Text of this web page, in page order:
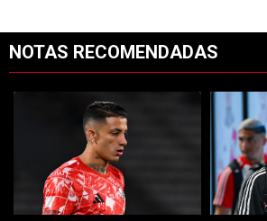
NOTAS RECOMENDADAS
Un artículo de tendencia con el títuloUn